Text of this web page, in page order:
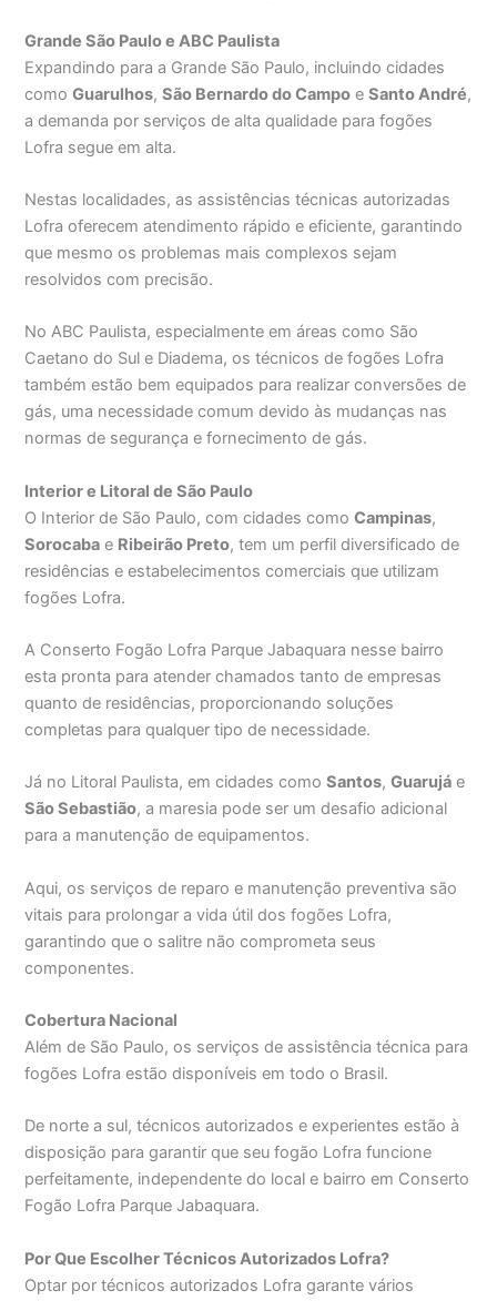
Grande São Paulo e ABC Paulista
Expandindo para a Grande São Paulo, incluindo cidades
comoGuarulhos,São Bernardo do Campo eSanto André,
a demanda por serviços de alta qualidade para fogões
Lofra segue em alta.
Nestas localidades, as assistências técnicas autorizadas
Lofra oferecem atendimento rápido e eficiente, garantindo
que mesmo os problemas mais complexos sejam
resolvidos com precisão.
No ABC Paulista, especialmente em áreas como São
Caetano do Sul e Diadema, os técnicos de fogões Lofra
também estão bem equipados para realizar conversões de
gás, uma necessidade comum devido às mudanças nas
normas de segurança e fornecimento de gás.
Interior e Litoral de São Paulo
O Interior de São Paulo, com cidades comoCampinas,
Sorocaba e Ribeirão Preto, tem um perfil diversificado de
residências e estabelecimentos comerciais que utilizam
fogões Lofra.
A Conserto Fogão Lofra Parque Jabaquara nesse bairro
esta pronta para atender chamados tanto de empresas
quanto de residências, proporcionando soluções
completas para qualquer tipo de necessidade.
Já no Litoral Paulista, em cidades comoSantos,Guarujá e
São Sebastião, a maresia pode ser um desafio adicional
para a manutenção de equipamentos.
Aqui, os serviços de reparo e manutenção preventiva são
vitais para prolongar a vida útil dos fogões Lofra,
garantindo que o salitre não comprometa seus
componentes.
Cobertura Nacional
Além de São Paulo, os serviços de assistência técnica para
fogões Lofra estão disponíveis em todo o Brasil.
De norte a sul, técnicos autorizados e experientes estão à
disposição para garantir que seu fogão Lofra funcione
perfeitamente, independente do local e bairro em Conserto
Fogão Lofra Parque Jabaquara.
Por Que Escolher Técnicos Autorizados Lofra?
Optar por técnicos autorizados Lofra garante vários